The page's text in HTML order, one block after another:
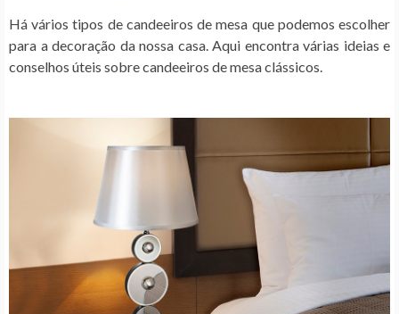
Há vários tipos de candeeiros de mesa que podemos escolher
para a decoração da nossa casa. Aqui encontra várias ideias e
conselhos úteis sobre candeeiros de mesa clássicos.